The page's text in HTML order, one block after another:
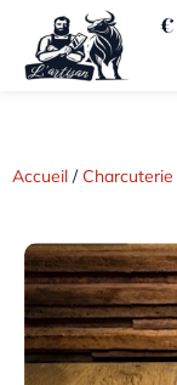
€
Accueil / Charcuterie